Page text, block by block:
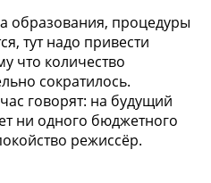
образования, процедуры
тут надо привести
что количество
сократилось.
говорят: на будущий
ни одного бюджетного
режиссёр.